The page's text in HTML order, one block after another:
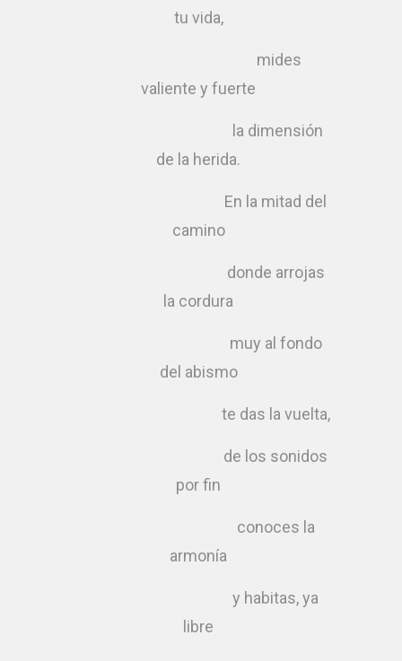
tu vida,
mides
valiente y fuerte
la dimensión
de la herida.
En la mitad del
camino
donde arrojas
la cordura
muy al fondo
del abismo
te das la vuelta,
de los sonidos
por fin
conoces la
armonía
y habitas, ya
libre